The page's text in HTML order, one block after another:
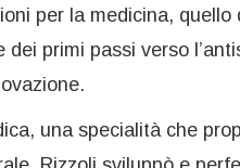
per la medicina, quello
primi passi verso
una specialità che